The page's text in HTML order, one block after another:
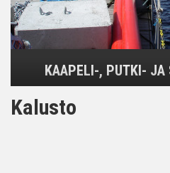
KAAPELI-, PUTKI- JA
Kalusto